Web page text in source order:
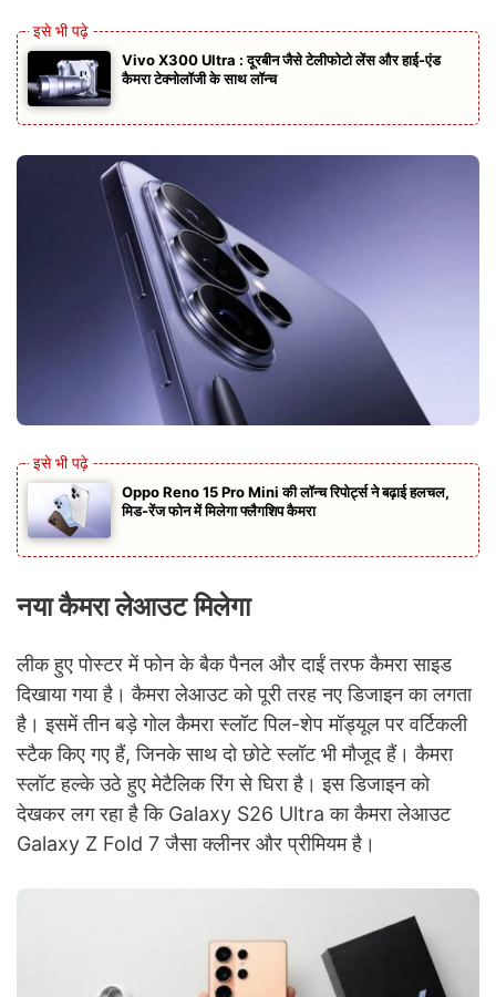
Vivo X300 Ultra : दूरबीन जैसे टेलीफोटो लेंस और हाई‑एंड
कैमरा टेक्नोलॉजी के साथ लॉन्च
Oppo Reno 15 Pro Mini की लॉन्च रिपोर्ट्स ने बढ़ाई हलचल,
मिड-रेंज फोन में मिलेगा फ्लैगशिप कैमरा
नया कैमरा लेआउट मिलेगा
लीक हुए पोस्टर में फोन के बैक पैनल और दाईं तरफ कैमरा साइड
दिखाया गया है। कैमरा लेआउट को पूरी तरह नए डिजाइन का लगता
है। इसमें तीन बड़े गोल कैमरा स्लॉट पिल-शेप मॉड्यूल पर वर्टिकली
स्टैक किए गए हैं, जिनके साथ दो छोटे स्लॉट भी मौजूद हैं। कैमरा
स्लॉट हल्के उठे हुए मेटैलिक रिंग से घिरा है। इस डिजाइन को
देखकर लग रहा है कि Galaxy S26 Ultra का कैमरा लेआउट
Galaxy Z Fold 7 जैसा क्लीनर और प्रीमियम है।